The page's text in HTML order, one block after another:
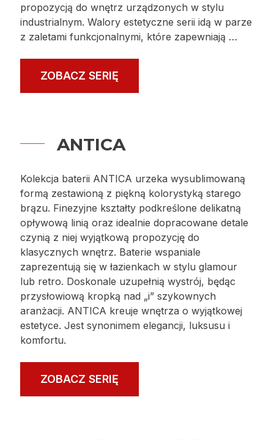
propozycją do wnętrz urządzonych w stylu
industrialnym. Walory estetyczne serii idą w parze
z zaletami funkcjonalnymi, które zapewniają …
ZOBACZ SERIĘ
ANTICA
Kolekcja baterii ANTICA urzeka wysublimowaną
opływową linią oraz idealnie dopracowane detale
czynią z niej wyjątkową propozycję do